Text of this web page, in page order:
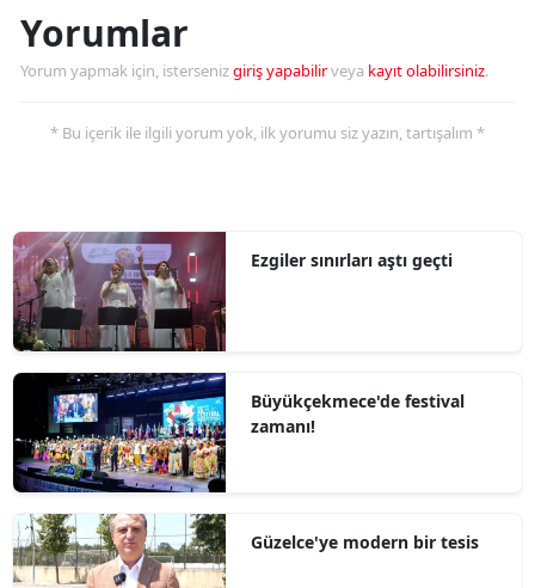
Yorumlar
Yorum yapmak için, istersenizgiriş yapabilirveya kayıt olabilirsiniz.
* Bu içerik ile ilgili yorum yok, ilk yorumu siz yazın, tartışalım *
Ezgiler sınırları aştı geçti
Büyükçekmece'de festival
zamanı!
Güzelce'ye modern bir tesis